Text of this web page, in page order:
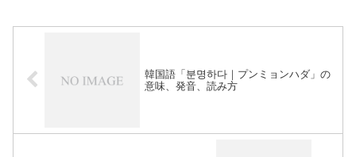
韓国語「분명하다｜プンミョンハダ」の
意味、発音、読み方